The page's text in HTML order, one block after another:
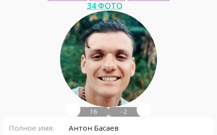
34 ФОТО
16 - 2
Полное имя: Антон Басаев